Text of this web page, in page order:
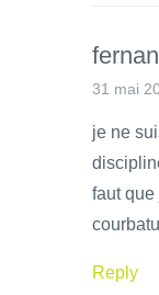
31 mai
je ne
faut
Reply